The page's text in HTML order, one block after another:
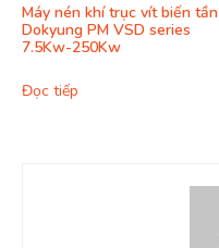
Máy nén khí trục vít biến tần
Dokyung PM VSD series
7.5Kw-250Kw
Đọc tiếp